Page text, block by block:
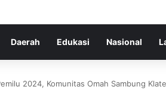
Daerah Edukasi Nasional
2024, Komunitas Omah Sambung